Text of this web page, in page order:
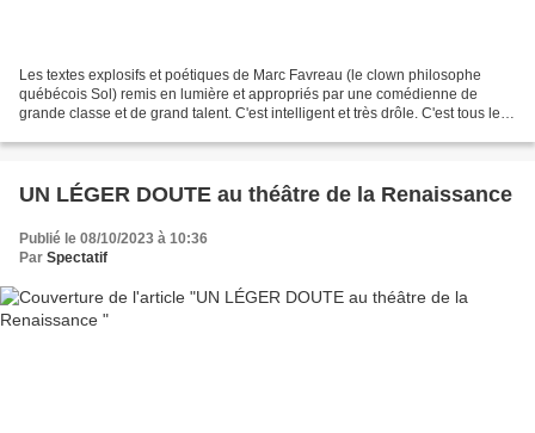
Les textes explosifs et poétiques de Marc Favreau (le clown philosophe
québécois Sol) remis en lumière et appropriés par une comédienne de
grande classe et de grand talent. C'est intelligent et très drôle. C'est tous les
UN LÉGER DOUTE au théâtre de la Renaissance
Publié le 08/10/2023 à 10:36
Par Spectatif